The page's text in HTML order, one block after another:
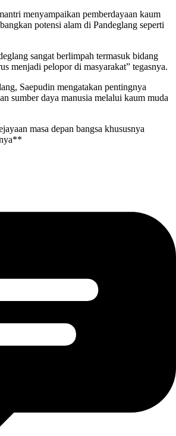
menyampaikan pemberdayaan kaum
potensi alam di Pandeglang seperti
sangat berlimpah termasuk bidang
menjadi pelopor di masyarakat” tegasnya.
Saepudin mengatakan pentingnya
sumber daya manusia melalui kaum muda
masa depan bangsa khususnya